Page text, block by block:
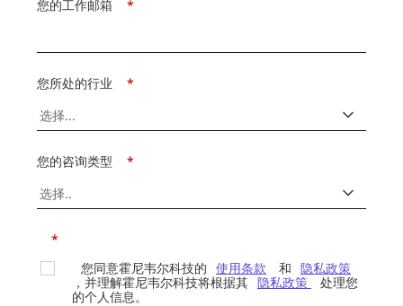
*
您的工作邮箱
*
您所处的行业
*
您的咨询类型
*
您同意霍尼韦尔科技的 使用条款 和 隐私政策
，并理解霍尼韦尔科技将根据其 隐私政策
处理您
的个人信息。